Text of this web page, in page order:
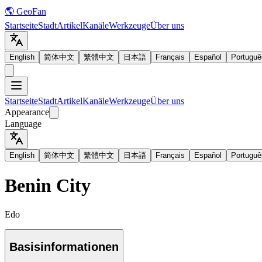
🌎 GeoFan
StartseiteStadtArtikelKanäleWerkzeugeÜber uns
English 简体中文 繁體中文 日本語 Français Español
StartseiteStadtArtikelKanäleWerkzeugeÜber uns
Appearance
Language
English 简体中文 繁體中文 日本語 Français Español
Benin City
Edo
Basisinformationen